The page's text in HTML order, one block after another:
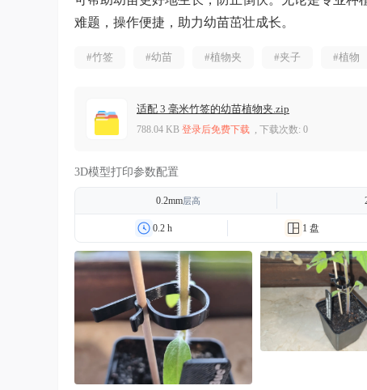
难题，操作便捷，助力幼苗茁壮成长。
#竹签 #幼苗 #植物夹 #夹子 #植物
适配 3 毫米竹签的幼苗植物夹.zip
788.04 KB 登录后免费下载 , 下载次数: 0
3D模型打印参数配置
0.2mm层高
0.2 h 1 盘